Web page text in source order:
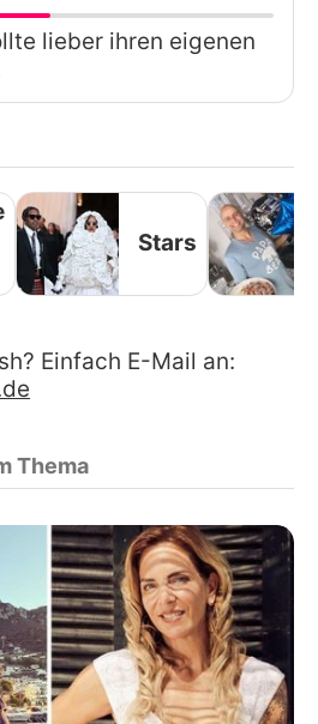
lieber ihren eigenen
Stars
Einfach E-Mail an:
Thema